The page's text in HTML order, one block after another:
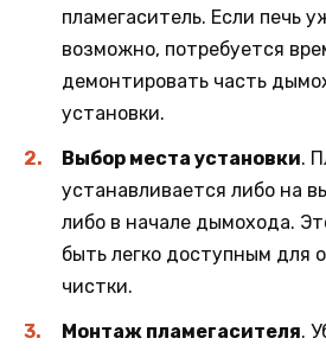
пламегаситель. Если печь
возможно, потребуется
демонтировать часть
установки.
Выбор места установки.
устанавливается либо на
либо в начале дымохода.
быть легко доступным для
чистки.
Монтаж пламегасителя.